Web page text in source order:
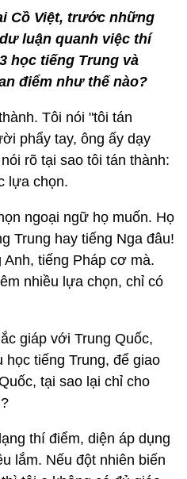
Cồ Việt, trước những
luận quanh việc thí
học tiếng Trung và
điểm như thế nào?
Tôi nói "tôi tán
phẩy tay, ông ấy dạy
rõ tại sao tôi tán thành:
lựa chọn.
ngoại ngữ họ muốn. Họ
Trung hay tiếng Nga đâu!
tiếng Pháp cơ mà.
nhiều lựa chọn, chỉ có
giáp với Trung Quốc,
tiếng Trung, để giao
tại sao lại chỉ cho
thí điểm, diện áp dụng
lắm. Nếu đột nhiên biến